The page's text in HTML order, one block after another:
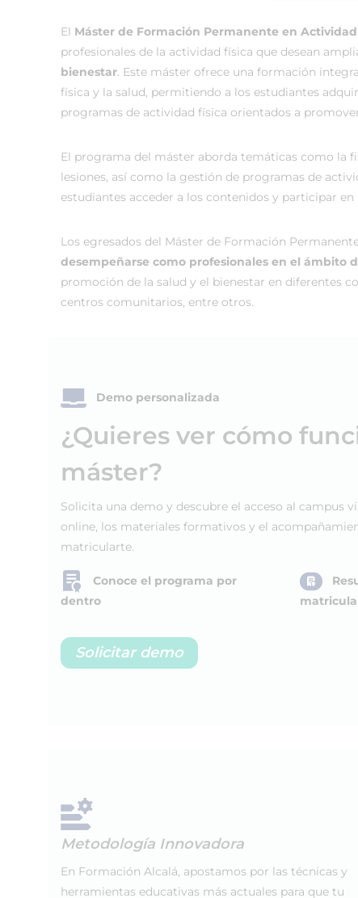
El Máster de Formación Permanente en
profesionales de la actividad física que desean
bienestar. Este máster ofrece una formación
física y la salud, permitiendo a los estudiantes
programas de actividad física orientados a
El programa del máster aborda temáticas como la
lesiones, así como la gestión de programas de
estudiantes acceder a los contenidos y participar en
Los egresados del Máster de Formación
desempeñarse como profesionales en el ámbito
promoción de la salud y el bienestar en diferentes
centros comunitarios, entre otros.
Demo personalizada
¿Quieres ver cómo
máster?
Solicita una demo y descubre el acceso al campus
online, los materiales formativos y el
matricularte.
Conoce el programa por
dentro
Solicitar demo
Metodología Innovadora
En Formación Alcalá, apostamos por las técnicas y
herramientas educativas más actuales para que tu